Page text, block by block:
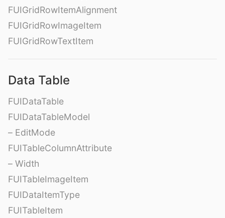
FUIGridRowItemAlignment
FUIGridRowImageItem
FUIGridRowTextItem
Data Table
FUIDataTable
FUIDataTableModel
– EditMode
FUITableColumnAttribute
– Width
FUITableImageItem
FUIDataItemType
FUITableItem